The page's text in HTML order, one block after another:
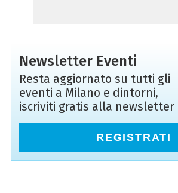
Newsletter Eventi
Resta aggiornato su tutti gli
eventi a Milano e dintorni,
iscriviti gratis alla newsletter
REGISTRATI